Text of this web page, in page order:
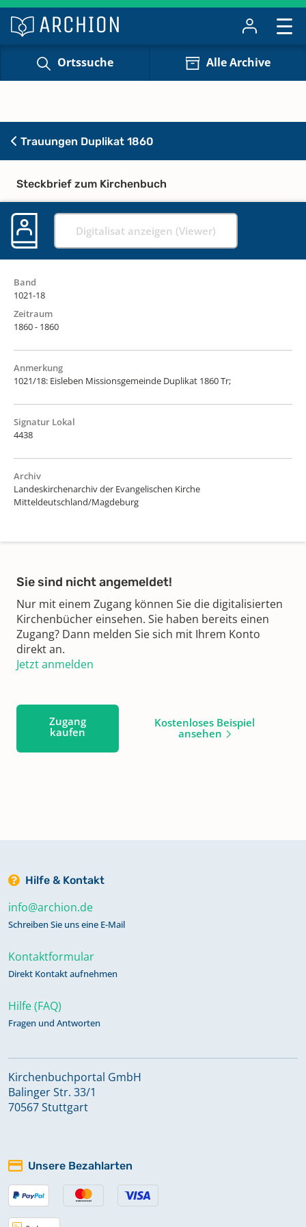
Ortssuche Alle Archive
Trauungen Duplikat 1860
Steckbrief zum Kirchenbuch
Digitalisat anzeigen (Viewer)
Band
1021-18
Zeitraum
1860 - 1860
Anmerkung
1021/18: Eisleben Missionsgemeinde Duplikat 1860 Tr;
Signatur Lokal
4438
Archiv
Landeskirchenarchiv der Evangelischen Kirche
Mitteldeutschland/Magdeburg
Sie sind nicht angemeldet!
Nur mit einem Zugang können Sie die digitalisierten
Kirchenbücher einsehen. Sie haben bereits einen
Zugang? Dann melden Sie sich mit Ihrem Konto
direkt an.
Jetzt anmelden
Zugang
kaufen
Kostenloses Beispiel
ansehen
Hilfe & Kontakt
info@archion.de
Schreiben Sie uns eine E-Mail
Kontaktformular
Direkt Kontakt aufnehmen
Hilfe (FAQ)
Fragen und Antworten
Kirchenbuchportal GmbH
Balinger Str. 33/1
70567 Stuttgart
Unsere Bezahlarten